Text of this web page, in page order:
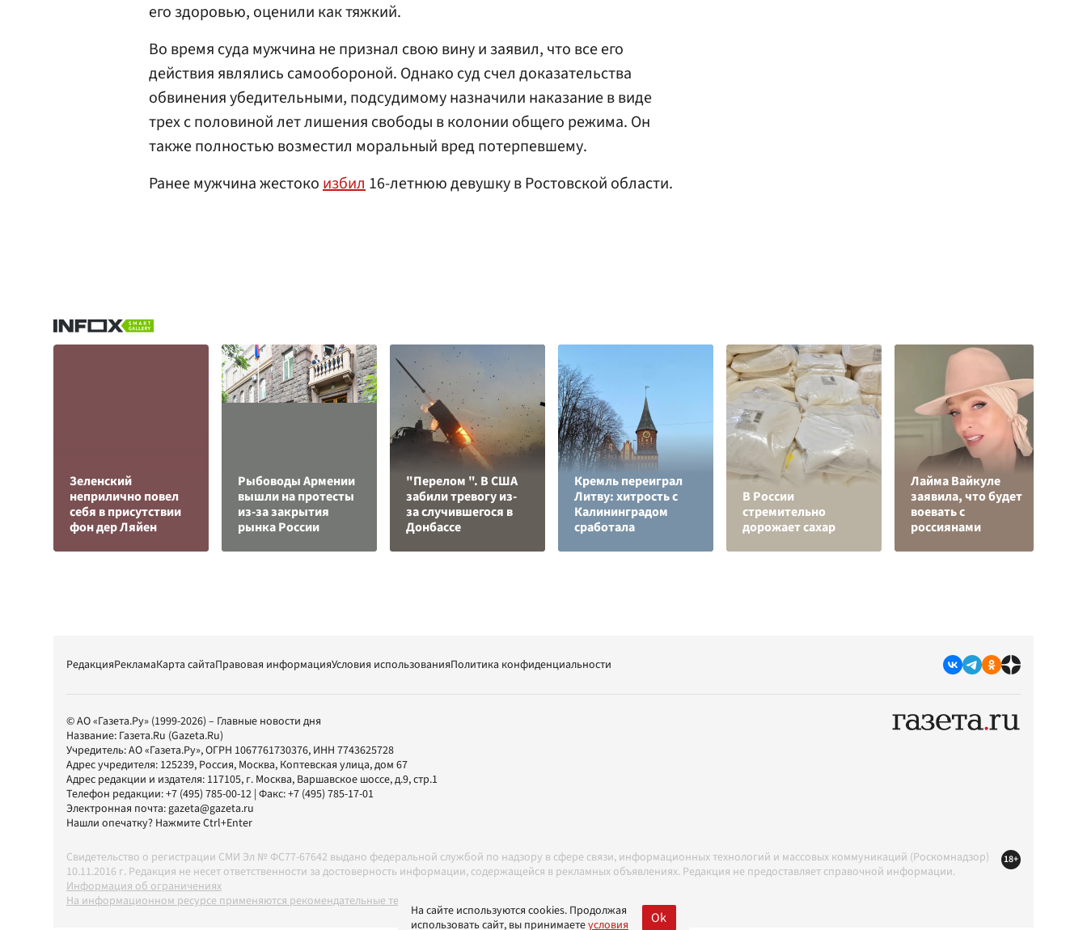
его здоровью, оценили как тяжкий.
Во время суда мужчина не признал свою вину и заявил, что все его
действия являлись самообороной. Однако суд счел доказательства
обвинения убедительными, подсудимому назначили наказание в виде
трех с половиной лет лишения свободы в колонии общего режима. Он
также полностью возместил моральный вред потерпевшему.
Ранее мужчина жестокоизбил16-летнюю девушку в Ростовской области.
Зеленский
неприлично повел
cебя в присутствии
фон дер Ляйен
Рыбоводы Армении
вышли на протесты
из-за закрытия
рынка России
"Перелом ". В США
забили тревогу из-
за случившегося в
Донбассе
Кремль переиграл
Литву: хитрость с
Калининградом
сработала
В России
стремительно
дорожает сахар
Лайма Вайкуле
заявила, что будет
воевать с
россиянами
РедакцияРекламаКарта сайтаПравовая информацияУсловия использованияПолитика конфиденциальности
© АО «Газета.Ру» (1999-2026) – Главные новости дня
Название: Газета.Ru (Gazeta.Ru)
Учредитель:АО «Газета.Ру», ОГРН 1067761730376, ИНН 7743625728
Адрес учредителя: 125239, Россия, Москва, Коптевская улица, дом 67
Адрес редакции и издателя: 117105, г. Москва, Варшавское шоссе, д.9, стр.1
Телефон редакции:+7 (495) 785-00-12 | Факс:+7 (495) 785-17-01
Электронная почта:gazeta@gazeta.ru
Нашли опечатку? Нажмите Ctrl+Enter
Свидетельство о регистрации СМИ Эл № ФС77-67642 выдано федеральной службой по надзору в сфере связи, информационных технологий и массовых коммуникаций (Роскомнадзор)
10.11.2016 г. Редакция не несет ответственности за достоверность информации, содержащейся в рекламных объявлениях. Редакция не предоставляет справочной информации.
Информация об ограничениях
На информационном ресурсе применяются рекомендательные технологии в соответствии с Правилами
18+
На сайте используются cookies. Продолжая
использовать сайт, вы принимаетеусловия Ok